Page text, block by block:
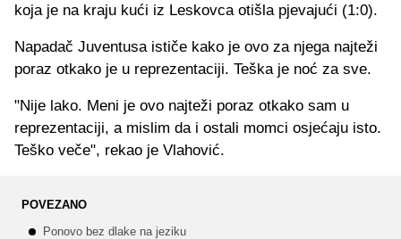
koja je na kraju kući iz Leskovca otišla pjevajući (1:0).
Napadač Juventusa ističe kako je ovo za njega najteži
poraz otkako je u reprezentaciji. Teška je noć za sve.
"Nije lako. Meni je ovo najteži poraz otkako sam u
reprezentaciji, a mislim da i ostali momci osjećaju isto.
Teško veče", rekao je Vlahović.
POVEZANO
Ponovo bez dlake na jeziku